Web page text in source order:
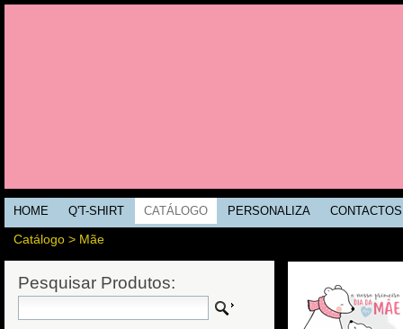
HOME Q'T-SHIRT CATÁLOGO PERSONALIZA CONTACTOS
Catálogo > Mãe
Pesquisar Produtos: